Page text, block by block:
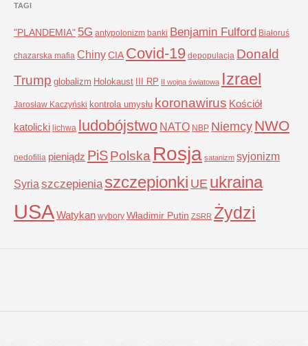
TAGI
"PLANDEMIA" 5G antypolonizm banki Benjamin Fulford Białoruś
chazarska mafia ChinyCIA Covid-19 depopulacja Donald
Trump globalizm Holokaust III RP II wojna światowa Izrael
Jarosław Kaczyński kontrola umysłu koronawirus Kościół
katolicki lichwa ludobójstwo NATO NBP NiemcyNWO
pedofilia pieniądz PiSPolska Rosja satanizm syjonizm
Syria szczepienia szczepionki UE ukraina
USAWatykan wybory Władimir Putin ZSRR Żydzi